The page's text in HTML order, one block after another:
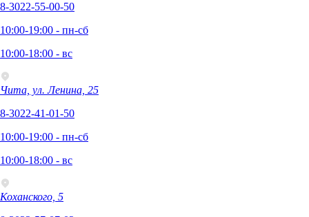
8-3022-55-00-50
10:00-19:00 - пн-сб
10:00-18:00 - вс
Чита, ул. Ленина, 25
8-3022-41-01-50
10:00-19:00 - пн-сб
10:00-18:00 - вс
Коханского, 5